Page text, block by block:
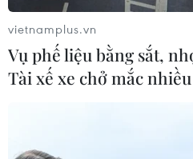
vietnamplus.vn
Vụ phế liệu bằng sắt,
Tài xế xe chở mắc